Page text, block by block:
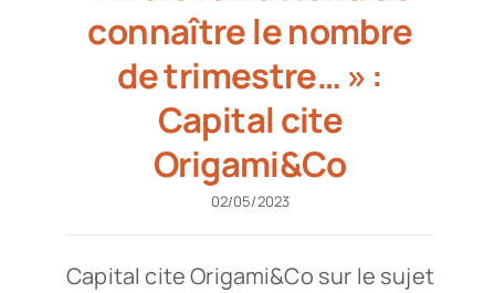
connaître le nombre
de trimestre… » :
Capital cite
Origami&Co
02/05/2023
Capital cite Origami&Co sur le sujet